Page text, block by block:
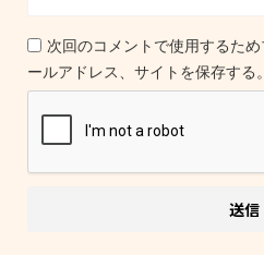
次回のコメントで使用するた
ールアドレス、サイトを保存する。